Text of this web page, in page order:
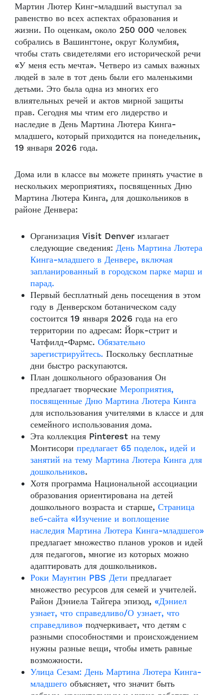
Мартин Лютер Кинг-младший выступал за
равенство во всех аспектах образования и
жизни. По оценкам, около 250 000 человек
собрались в Вашингтоне, округ Колумбия,
чтобы стать свидетелями его исторической речи
«У меня есть мечта». Четверо из самых важных
людей в зале в тот день были его маленькими
детьми. Это была одна из многих его
влиятельных речей и актов мирной защиты
прав. Сегодня мы чтим его лидерство и
наследие в День Мартина Лютера Кинга-
младшего, который приходится на понедельник,
19 января 2026 года.
Дома или в классе вы можете принять участие в
нескольких мероприятиях, посвященных Дню
Мартина Лютера Кинга, для дошкольников в
районе Денвера:
Организация Visit Denver излагает
следующие сведения: День Мартина Лютера
Кинга-младшего в Денвере, включая
запланированный в городском парке марш и
парад.
Первый бесплатный день посещения в этом
году в Денверском ботаническом саду
состоится 19 января 2026 года на его
территории по адресам: Йорк-стрит и
Чатфилд-Фармс. Обязательно
зарегистрируйтесь. Поскольку бесплатные
дни быстро раскупаются.
План дошкольного образования Он
предлагает творческие Мероприятия,
посвященные Дню Мартина Лютера Кинга
для использования учителями в классе и для
семейного использования дома.
Эта коллекция Pinterest на тему
Монтисори предлагает 65 поделок, идей и
занятий на тему Мартина Лютера Кинга для
дошкольников.
Хотя программа Национальной ассоциации
образования ориентирована на детей
дошкольного возраста и старше, Страница
веб-сайта «Изучение и воплощение
наследия Мартина Лютера Кинга-младшего»
предлагает множество планов уроков и идей
для педагогов, многие из которых можно
адаптировать для дошкольников.
Роки Маунтин PBS Дети предлагает
множество ресурсов для семей и учителей.
Район Дэниела Тайгера эпизод, «Дэниел
узнает, что справедливо/О узнает, что
справедливо» подчеркивает, что детям с
разными способностями и происхождением
нужны разные вещи, чтобы иметь равные
возможности.
Улица Сезам: День Мартина Лютера Кинга-
младшего объясняет, что значит быть